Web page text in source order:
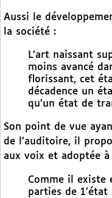
Aussi le
la société :
L’art naissant
moins avancé
florissant, cet
décadence un
qu’un état de
Son point de vue
de l’auditoire, il
aux voix et adoptée à
Comme il existe
parties de 1’état